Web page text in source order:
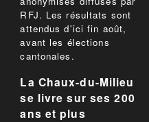
RFJ. Les résultats sont
attendus d'ici fin août,
avant les élections
cantonales.
La Chaux-du-Milieu
se livre sur ses 200
ans et plus